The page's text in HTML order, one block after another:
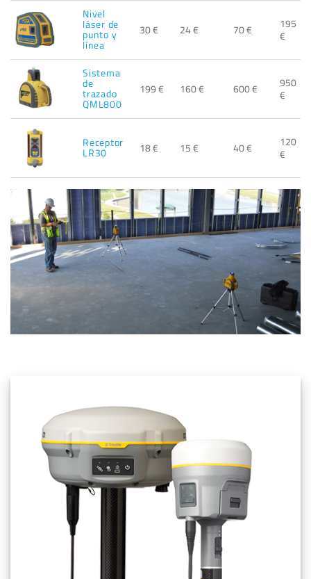
Nivel
láser de
punto y
línea
30 € 24 € 70 €
195
€
Sistema
de
trazado
QML800
199 € 160 € 600 €
950
€
Receptor
LR30 18 € 15 € 40 €
120
€